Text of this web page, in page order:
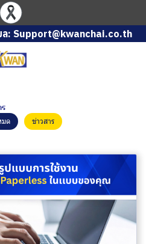
: Support@kwanchai.co.th
ด
ข่าวสาร